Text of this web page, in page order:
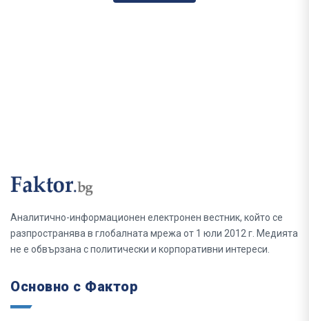
Аналитично-информационен електронен вестник, който се
разпространява в глобалната мрежа от 1 юли 2012 г. Медията
не е обвързана с политически и корпоративни интереси.
Основно с Фактор